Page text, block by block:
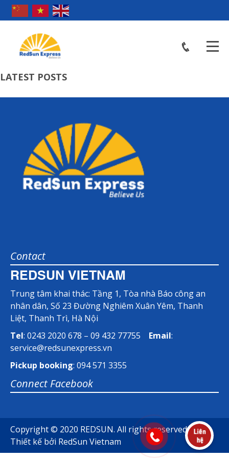
LATEST POSTS
Contact
REDSUN VIETNAM
Trung tâm khai thác: Tầng 1, Tòa nhà Báo công an
nhân dân, Số 23 Đường Nghiêm Xuân Yêm, Thanh
Liệt, Thanh Trì, Hà Nội
Tel: 0243 2020 678 – 09 432 77755 Email:
service@redsunexpress.vn
Pickup booking: 094 571 3355
Connect Facebook
Copyright © 2020 REDSUN. All rights reserved.
Thiết kế bởi RedSun Vietnam